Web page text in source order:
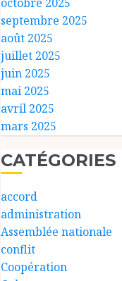
septembre 2025
août 2025
juillet 2025
juin 2025
mai 2025
avril 2025
mars 2025
CATÉGORIES
accord
administration
Assemblée nationale
conflit
Coopération